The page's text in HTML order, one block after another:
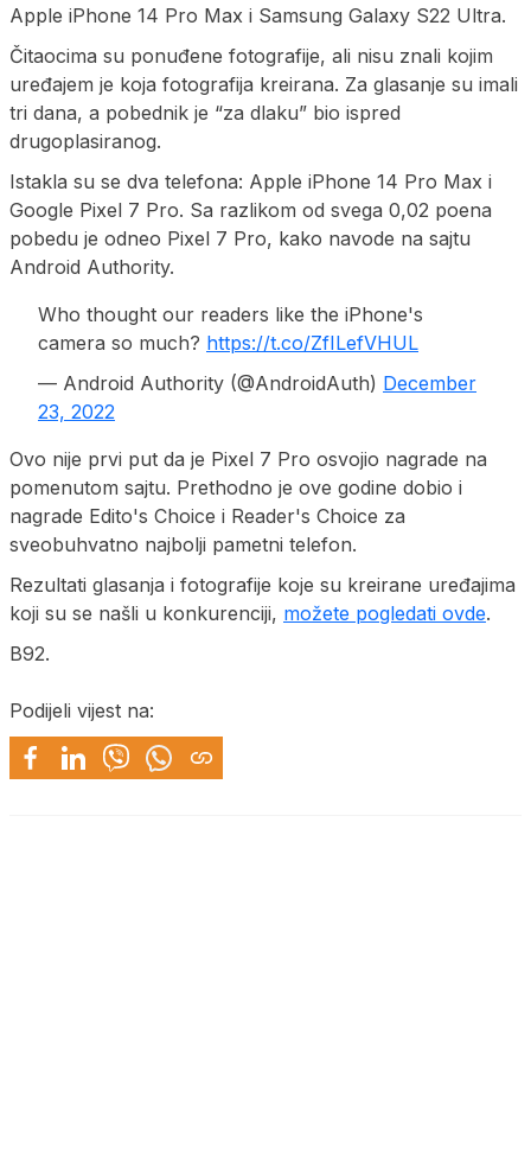
Apple iPhone 14 Pro Max i Samsung Galaxy S22 Ultra.
Čitaocima su ponuđene fotografije, ali nisu znali kojim
uređajem je koja fotografija kreirana. Za glasanje su imali
tri dana, a pobednik je “za dlaku” bio ispred
drugoplasiranog.
Istakla su se dva telefona: Apple iPhone 14 Pro Max i
Google Pixel 7 Pro. Sa razlikom od svega 0,02 poena
pobedu je odneo Pixel 7 Pro, kako navode na sajtu
Android Authority.
Who thought our readers like the iPhone's
camera so much? https://t.co/ZfILefVHUL
— Android Authority (@AndroidAuth) December
23, 2022
Ovo nije prvi put da je Pixel 7 Pro osvojio nagrade na
pomenutom sajtu. Prethodno je ove godine dobio i
nagrade Edito's Choice i Reader's Choice za
sveobuhvatno najbolji pametni telefon.
Rezultati glasanja i fotografije koje su kreirane uređajima
koji su se našli u konkurenciji, možete pogledati ovde.
B92.
Podijeli vijest na: